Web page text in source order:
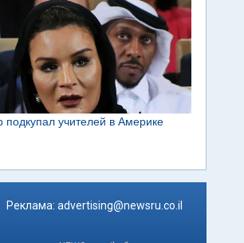
Реклама: advertising@newsru.co.il